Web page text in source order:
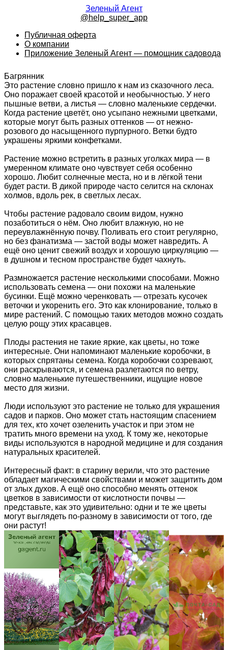
Зеленый Агент
@help_super_app
Публичная оферта
О компании
Приложение Зеленый Агент — помощник садовода
Багрянник
Это растение словно пришло к нам из сказочного леса.
Оно поражает своей красотой и необычностью. У него
пышные ветви, а листья — словно маленькие сердечки.
Когда растение цветёт, оно усыпано нежными цветками,
которые могут быть разных оттенков — от нежно-
розового до насыщенного пурпурного. Ветки будто
украшены яркими конфетками.
Растение можно встретить в разных уголках мира — в
умеренном климате оно чувствует себя особенно
хорошо. Любит солнечные места, но и в лёгкой тени
будет расти. В дикой природе часто селится на склонах
холмов, вдоль рек, в светлых лесах.
Чтобы растение радовало своим видом, нужно
позаботиться о нём. Оно любит влажную, но не
переувлажнённую почву. Поливать его стоит регулярно,
но без фанатизма — застой воды может навредить. А
ещё оно ценит свежий воздух и хорошую циркуляцию —
в душном и тесном пространстве будет чахнуть.
Размножается растение несколькими способами. Можно
использовать семена — они похожи на маленькие
бусинки. Ещё можно черенковать — отрезать кусочек
веточки и укоренить его. Это как клонирование, только в
мире растений. С помощью таких методов можно создать
целую рощу этих красавцев.
Плоды растения не такие яркие, как цветы, но тоже
интересные. Они напоминают маленькие коробочки, в
которых спрятаны семена. Когда коробочки созревают,
они раскрываются, и семена разлетаются по ветру,
словно маленькие путешественники, ищущие новое
место для жизни.
Люди используют это растение не только для украшения
садов и парков. Оно может стать настоящим спасением
для тех, кто хочет озеленить участок и при этом не
тратить много времени на уход. К тому же, некоторые
виды используются в народной медицине и для создания
натуральных красителей.
Интересный факт: в старину верили, что это растение
обладает магическими свойствами и может защитить дом
от злых духов. А ещё оно способно менять оттенок
цветков в зависимости от кислотности почвы —
представьте, как это удивительно: одни и те же цветы
могут выглядеть по-разному в зависимости от того, где
они растут!